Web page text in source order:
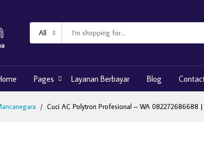
All
Pages Layanan Berbayar Blog
Cuci AC Polytron Profesional – WA 082272686688